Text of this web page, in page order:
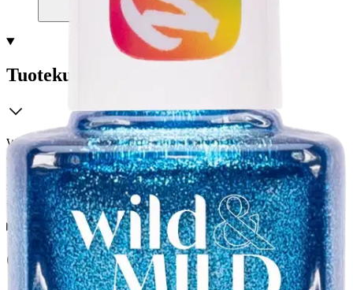
Tuotekuvaus
Wild&Mild Dazzle Effect -sarjan kynsilakoissa on sädehtivät,
eläväiset ja erittäin kirkkaat sävyt. Nopea kuivumisaika, kestää
kynnellä jopa 7 päivää. Sisältää UV-suojan. Levitys on helppoa ja
saumatonta; täydellinen peittävyys jopa yhdellä levityskerroksella.
Korkealaatuinen sivellin. Eläinkokeeton. Vegaani.
Ominaisuudet